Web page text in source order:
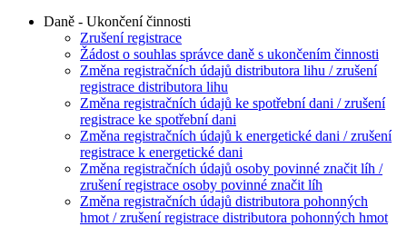
Daně - Ukončení činnosti
Zrušení registrace
Žádost o souhlas správce daně s ukončením činnosti
Změna registračních údajů distributora lihu / zrušení
registrace distributora lihu
Změna registračních údajů ke spotřební dani / zrušení
registrace ke spotřební dani
Změna registračních údajů k energetické dani / zrušení
registrace k energetické dani
Změna registračních údajů osoby povinné značit líh /
zrušení registrace osoby povinné značit líh
Změna registračních údajů distributora pohonných
hmot / zrušení registrace distributora pohonných hmot